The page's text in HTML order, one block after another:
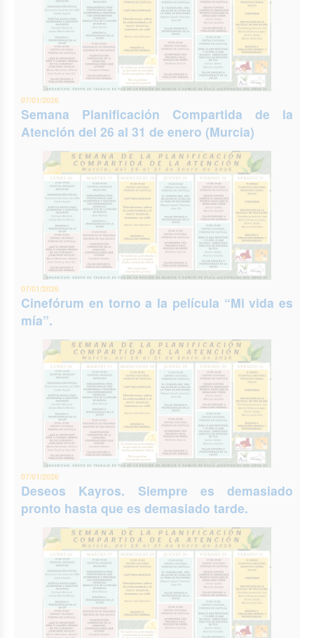
07/01/2026
Semana Planificación Compartida de la
Atención del 26 al 31 de enero (Murcia)
07/01/2026
Cinefórum en torno a la película “Mi vida es
mía”.
07/01/2026
Deseos Kayros. Siempre es demasiado
pronto hasta que es demasiado tarde.